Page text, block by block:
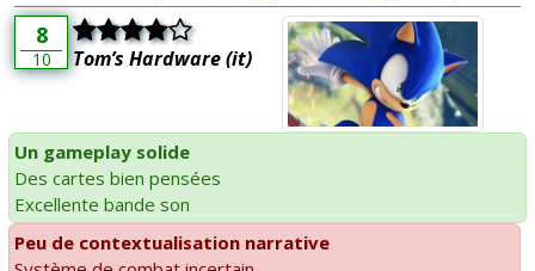
8
10 Tom’s Hardware (it)
Un gameplay solide
Des cartes bien pensées
Excellente bande son
Peu de contextualisation narrative